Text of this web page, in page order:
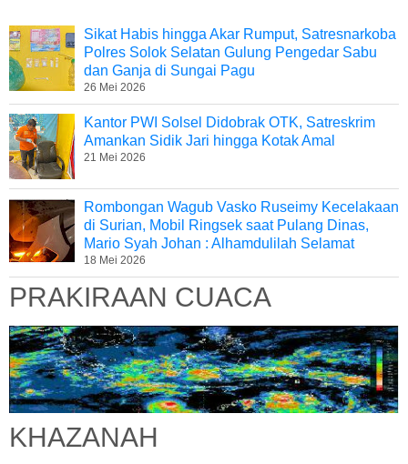
Sikat Habis hingga Akar Rumput, Satresnarkoba
Polres Solok Selatan Gulung Pengedar Sabu
dan Ganja di Sungai Pagu
26 Mei 2026
Kantor PWI Solsel Didobrak OTK, Satreskrim
Amankan Sidik Jari hingga Kotak Amal
21 Mei 2026
Rombongan Wagub Vasko Ruseimy Kecelakaan
di Surian, Mobil Ringsek saat Pulang Dinas,
Mario Syah Johan : Alhamdulilah Selamat
18 Mei 2026
PRAKIRAAN CUACA
KHAZANAH